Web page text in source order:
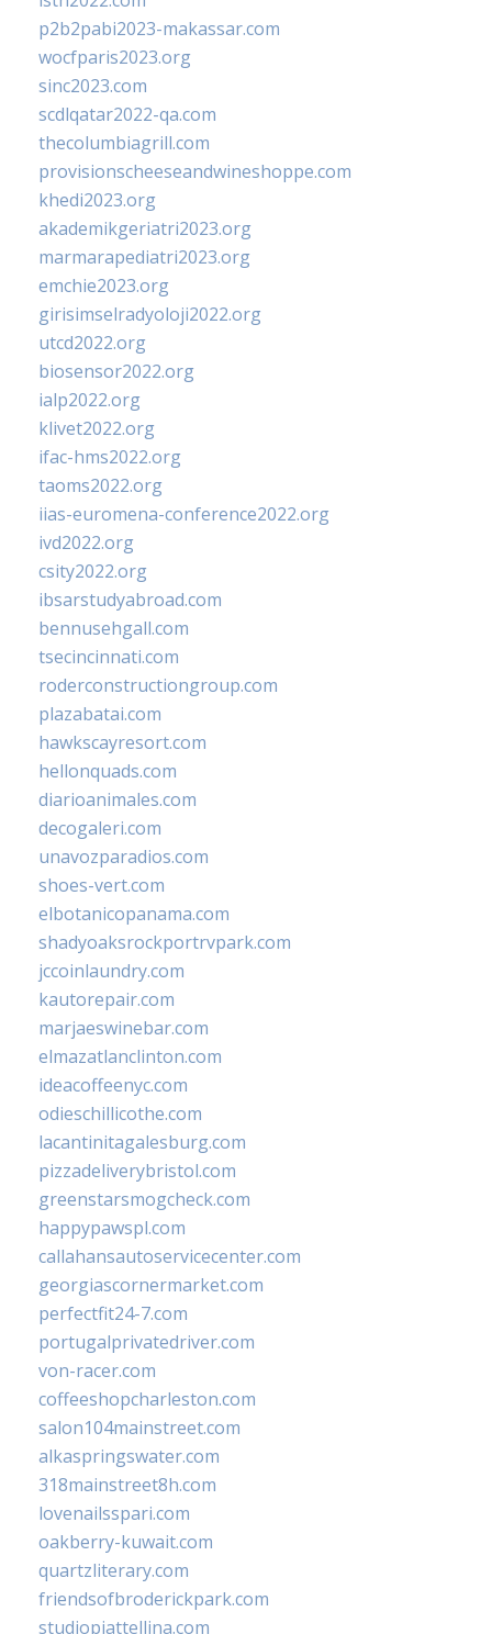
p2b2pabi2023-makassar.com
wocfparis2023.org
sinc2023.com
scdlqatar2022-qa.com
thecolumbiagrill.com
provisionscheeseandwineshoppe.com
khedi2023.org
akademikgeriatri2023.org
marmarapediatri2023.org
emchie2023.org
girisimselradyoloji2022.org
utcd2022.org
biosensor2022.org
ialp2022.org
klivet2022.org
ifac-hms2022.org
taoms2022.org
iias-euromena-conference2022.org
ivd2022.org
csity2022.org
ibsarstudyabroad.com
bennusehgall.com
tsecincinnati.com
roderconstructiongroup.com
plazabatai.com
hawkscayresort.com
hellonquads.com
diarioanimales.com
decogaleri.com
unavozparadios.com
shoes-vert.com
elbotanicopanama.com
shadyoaksrockportrvpark.com
jccoinlaundry.com
kautorepair.com
marjaeswinebar.com
elmazatlanclinton.com
ideacoffeenyc.com
odieschillicothe.com
lacantinitagalesburg.com
pizzadeliverybristol.com
greenstarsmogcheck.com
happypawspl.com
callahansautoservicecenter.com
georgiascornermarket.com
perfectfit24-7.com
portugalprivatedriver.com
von-racer.com
coffeeshopcharleston.com
salon104mainstreet.com
alkaspringswater.com
318mainstreet8h.com
lovenailsspari.com
oakberry-kuwait.com
quartzliterary.com
friendsofbroderickpark.com
studiopiattellina.com